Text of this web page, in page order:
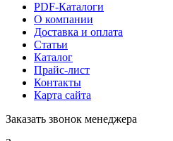
PDF-Каталоги
О компании
Доставка и оплата
Статьи
Каталог
Прайс-лист
Контакты
Карта сайта
Заказать звонок менеджера